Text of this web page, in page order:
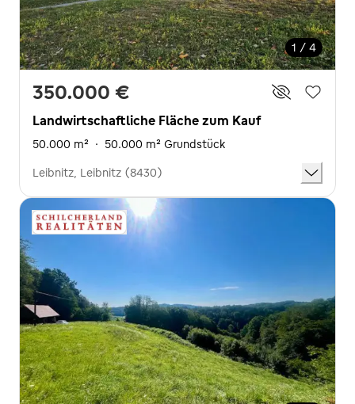
1 / 4
350.000 €
Landwirtschaftliche Fläche zum Kauf
50.000 m² · 50.000 m² Grundstück
Leibnitz, Leibnitz (8430)